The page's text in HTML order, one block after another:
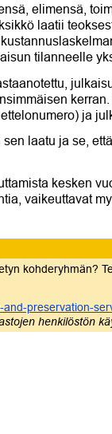
elimensä,
laatii
tilanneelle
ja
laatu ja se,
kesken
vaikeuttavat
kohderyhmän?
preservation-
henkilöstön